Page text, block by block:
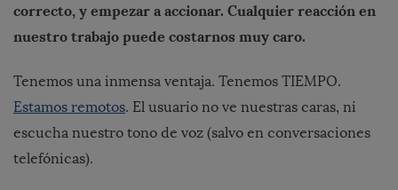
correcto, y empezar a accionar. Cualquier reacción en
nuestro trabajo puede costarnos muy caro.
Tenemos una inmensa ventaja. Tenemos TIEMPO.
Estamos remotos. El usuario no ve nuestras caras, ni
escucha nuestro tono de voz (salvo en conversaciones
telefónicas).